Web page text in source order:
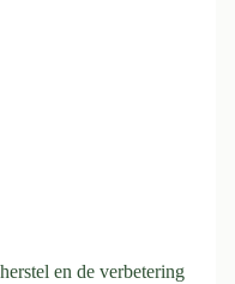
en de verbetering